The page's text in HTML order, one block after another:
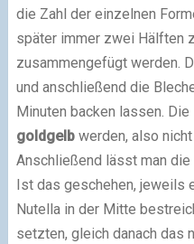
die Zahl der einzelnen
später immer zwei Hälften
zusammengefügt werden.
und anschließend die
Minuten backen lassen.
goldgelbwerden, also nicht
Anschließend lässt man die
Ist das geschehen, jeweils
Nutella in der Mitte
setzten, gleich danach das